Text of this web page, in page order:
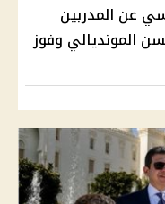
عن المدربين
المونديالي وفوز